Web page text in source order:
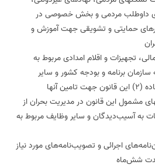
داوطلب مردمی و بخش خصوصی در
حمایتی و تشویقی جهت آموزش و
تجهیزات و اقلام امدادی مربوط به
برنامه و بودجه کشور و سایر
آنها
مشمول این قانون در مدیریت بحران از
به آسیب‌دیدگان و سایر وظایف مربوط به
اجرائی و تصویب‌نامه‌های مورد نیاز
شش‌ماه